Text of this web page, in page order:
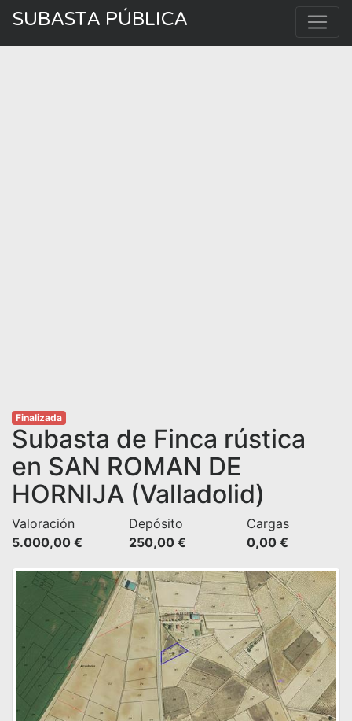
SUBASTA PÚBLICA
Finalizada
Subasta de Finca rústica
en SAN ROMAN DE
HORNIJA (Valladolid)
Valoración
5.000,00 €
Depósito
250,00 €
Cargas
0,00 €